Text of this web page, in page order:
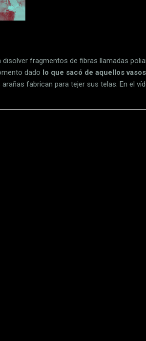
fragmentos de fibras llamadas
dado lo que sacó de aquellos
fabrican para tejer sus telas. En el